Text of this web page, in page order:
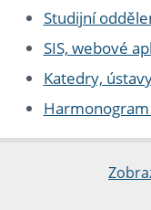
Studijní
SIS, webové
Katedry,